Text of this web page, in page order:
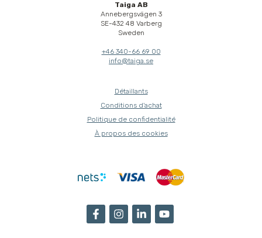
Taiga AB
Annebergsvägen 3
SE-432 48 Varberg
Sweden
+46 340-66 69 00
info@taiga.se
Détaillants
Conditions d'achat
Politique de confidentialité
À propos des cookies